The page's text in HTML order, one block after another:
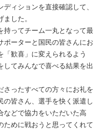
ィションを直接確認して、
した。
持ってチーム一丸となって最
ポーターと国民の皆さんにお
「歓喜」に変えられるよう
てみんなで喜べる結果を出
さったすべての方々にお礼を
皆さん、選手を快く派遣し
などで協力をいただいた高
ために戦おうと思ってくれて